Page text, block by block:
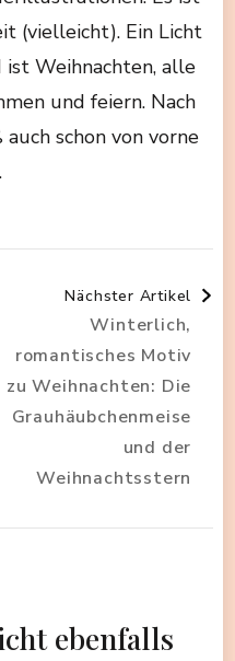
(vielleicht). Ein Licht
Weihnachten, alle
und feiern. Nach
schon von vorne
Nächster Artikel
Winterlich,
romantisches Motiv
zu Weihnachten: Die
Grauhäubchenmeise
und der
Weihnachtsstern
ebenfalls